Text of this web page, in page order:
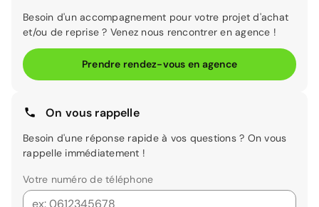
Besoin d'un accompagnement pour votre projet d'achat
et/ou de reprise ? Venez nous rencontrer en agence !
Prendre rendez-vous en agence
On vous rappelle
Besoin d'une réponse rapide à vos questions ? On vous
rappelle immédiatement !
Votre numéro de téléphone